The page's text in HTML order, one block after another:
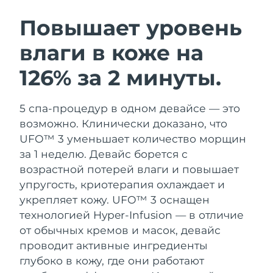
Повышает уровень
влаги в коже на
126% за 2 минуты.
5 спа-процедур в одном девайсе — это
возможно. Клинически доказано, что
UFO™ 3 уменьшает количество морщин
за 1 неделю. Девайс борется с
возрастной потерей влаги и повышает
упругость, криотерапия охлаждает и
укрепляет кожу. UFO™ 3 оснащен
технологией Hyper-Infusion — в отличие
от обычных кремов и масок, девайс
проводит активные ингредиенты
глубоко в кожу, где они работают
Очищение кожи
Anti-aging massage
LUNA™ 4 Plus
Massage, LED heating
LUNA™ 4 Men
For men, anti-aging massage
Лифтинг
Microcurrent toning
BEAR™ 2 go
Microcurrent toning on-the-go
BEAR™ 2 eyes & lips
Microcurrent line smoothing device
Увлажнение
UFO™ 3 набор
Deep facial hydration
UFO™ 3 LED
Near-infrared and red light therapy
device
Забота о полости рта
issa™ 4
Hybrid silicone sonic toothbrush
issa™ 4 plus
Smart hybrid silicone sonic toothbrush
FAQ™ АНТИВОЗРАСТНОЙ УХОД
Омоложение LED-процедуры
NEW
Австралия
Ожидаемая дата доставки
Ожидаемая дата доставки
Бахрейн
Ожидаемая дата доставки
Бельгия
Ожидаемая дата доставки
8/9/26
Бермудские о-ва
Ожидаемая дата доставки
Босния и
Герцеговина
Ожидаемая дата доставки